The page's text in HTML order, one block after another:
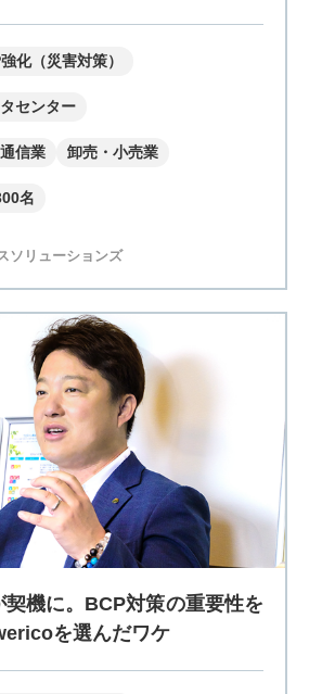
化（災害対策）
センター
信業 卸売・小売業
名
ソリューションズ
機に。BCP対策の重要性を
を選んだワケ